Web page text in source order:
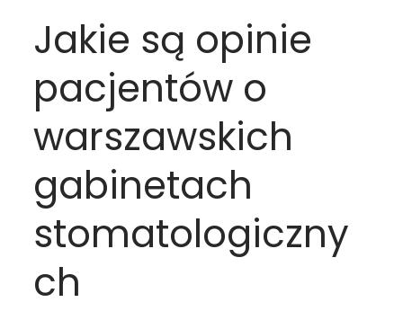
Jakie są opinie
pacjentów o
warszawskich
gabinetach
stomatologiczny
ch